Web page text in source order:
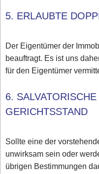
5. ERLAUBTE
Der Eigentümer der
beauftragt. Es ist uns
für den Eigentümer
6.
GERICHTSSTAND
Sollte eine der
unwirksam sein oder
übrigen Bestimmungen